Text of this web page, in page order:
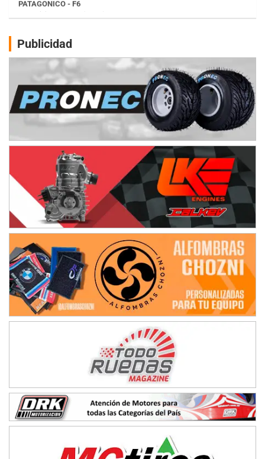
Juventud Unida (Tierra)
NORESTE SANTAFESINO - F6
Ciudad de Avellaneda (Asfalto)
Avellaneda (Santa Fe)
SUR SANTAFESINO - F4
José Samuel Sánchez (Tierra)
Rufino (Santa Fe)
Juan Navarro (Asfalto)
El Timbó (Tucumán)
COBERTURA ESPECIAL DE E-KART.COM.AR
08/09-AGO
IAME SERIES ARGENTINA 6
Ramiro Tot (Asfalto)
Baradero (Buenos Aires)
KDO - F6
Ciudad de Trenque Lauquen (Asfalto)
Trenque Lauquen (Buenos Aires)
ENTRERRIANO - F6 (POSTERGADA)
Parque de la Velocidad (Asfalto)
Villaguay (Entre Ríos)
Moto Club Reginense (Tierra)
Gral. E. Godoy (Río Negro)
Humboldt (Santa Fe)
Publicidad